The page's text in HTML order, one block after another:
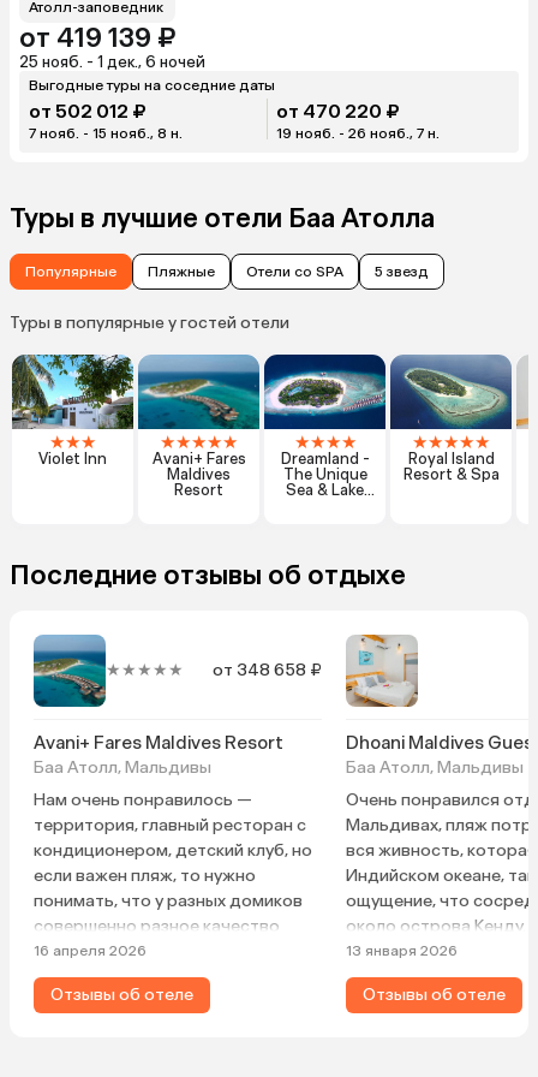
Атолл-заповедник
от 419 139 ₽
25 нояб. - 1 дек., 6 ночей
Выгодные туры на соседние даты
от 502 012 ₽
7 нояб. - 15 нояб., 8 н.
от 470 220 ₽
19 нояб. - 26 нояб., 7 н.
Туры в лучшие отели Баа Атолла
Популярные Пляжные Отели со SPA 5 звезд
Туры в популярные у гостей отели
★★★
Violet Inn
★★★★★
Avani+ Fares
Maldives
Resort
★★★★
Dreamland -
The Unique
Sea & Lake
★★★★★
Royal Island
Resort & Spa
Последние отзывы об отдыхе
★★★★★ от 348 658 ₽
Avani+ Fares Maldives Resort
Баа Атолл, Мальдивы
Нам очень понравилось —
территория, главный ресторан с
кондиционером, детский клуб, но
если важен пляж, то нужно
понимать, что у разных домиков
совершенно разное качество
пляжа. Где-то вход через обломки
кораллов, а где-то гладкий песок.
Расположение номера на втором
16 апреля 2026
Отзывы об отеле
Dhoani Maldives
Баа Атолл, Мальдивы
Очень понравился
Мальдивах, пляж
вся живность,
Индийском океане,
ощущение, что
около острова Кенду.
чистый, новый,
по меню, всё, что
Возможно, кто
13 января 2026
Отзывы об отеле